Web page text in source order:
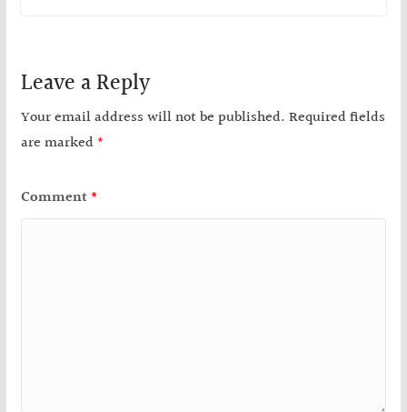
Leave a Reply
Your email address will not be published. Required fields
are marked *
Comment *